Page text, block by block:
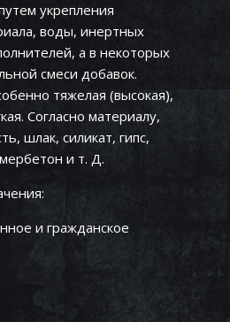
укрепления
воды, инертных
а в некоторых
смеси добавок.
тяжелая (высокая),
Согласно материалу,
шлак, силикат, гипс,
и т. Д.
и гражданское